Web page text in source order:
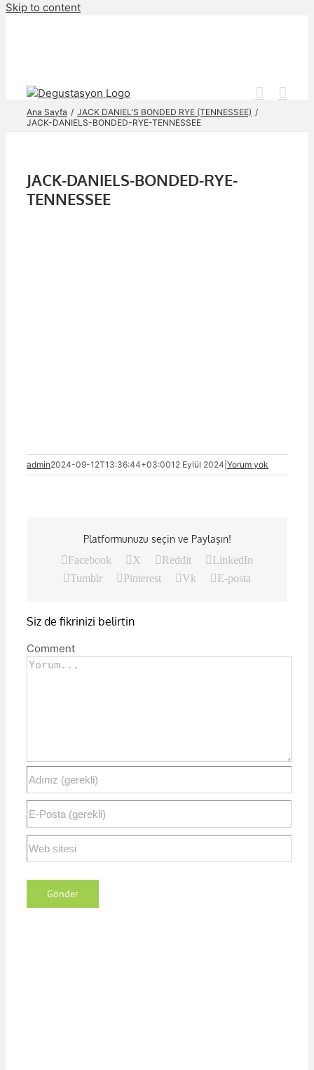
Skip to content
Ana Sayfa
JACK DANIEL’S BONDED RYE (TENNESSEE)
JACK-DANIELS-BONDED-RYE-TENNESSEE
JACK-DANIELS-BONDED-RYE-
TENNESSEE
admin2024-09-12T13:36:44+03:0012 Eylül 2024 Yorum yok
Platformunuzu seçin ve Paylaşın!
Facebook
X Reddit
LinkedIn
Tumblr
Pinterest Vk E-posta
Siz de fikrinizi belirtin
Comment